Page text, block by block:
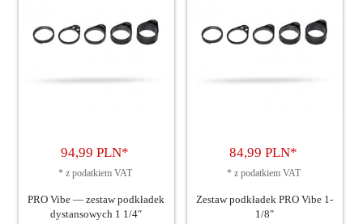
94,99 PLN*
* z podatkiem VAT
PRO Vibe — zestaw podkładek
dystansowych 1 1/4″
84,99 PLN*
* z podatkiem VAT
Zestaw podkładek PRO Vibe 1-
1/8"